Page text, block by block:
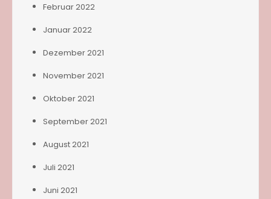
Februar 2022
Januar 2022
Dezember 2021
November 2021
Oktober 2021
September 2021
August 2021
Juli 2021
Juni 2021